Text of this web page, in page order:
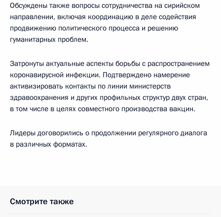
Обсуждены также вопросы сотрудничества на сирийском
направлении, включая координацию в деле содействия
продвижению политического процесса и решению
гуманитарных проблем.
Затронуты актуальные аспекты борьбы с распространением
коронавирусной инфекции. Подтверждено намерение
активизировать контакты по линии министерств
здравоохранения и других профильных структур двух стран,
в том числе в целях совместного производства вакцин.
Лидеры договорились о продолжении регулярного диалога
в различных форматах.
Смотрите также